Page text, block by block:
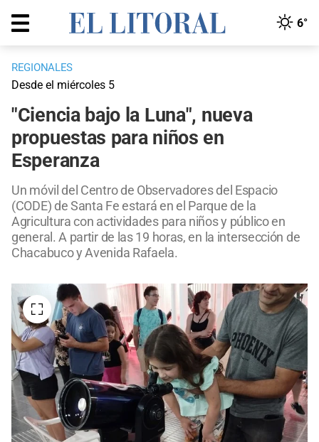
6°
REGIONALES
Desde el miércoles 5
"Ciencia bajo la Luna", nueva
propuestas para niños en
Esperanza
Un móvil del Centro de Observadores del Espacio
(CODE) de Santa Fe estará en el Parque de la
Agricultura con actividades para niños y público en
general. A partir de las 19 horas, en la intersección de
Chacabuco y Avenida Rafaela.